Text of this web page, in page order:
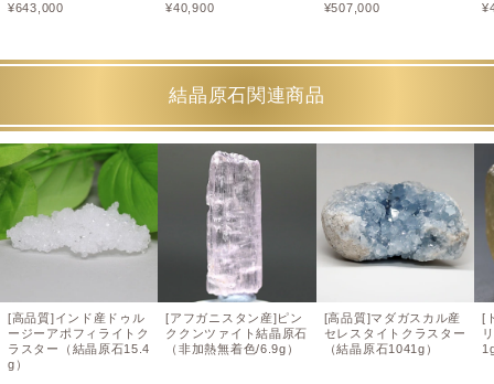
¥643,000 ¥40,900 ¥507,000 ¥
結晶原石関連商品
[高品質]インド産ドゥル
ージーアポフィライトク
ラスター（結晶原石15.4
g）
[アフガニスタン産]ピン
ククンツァイト結晶原石
（非加熱無着色/6.9g）
[高品質]マダガスカル産
セレスタイトクラスター
（結晶原石1041g）
[